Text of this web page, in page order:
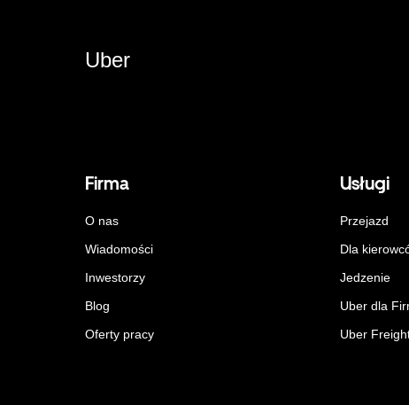
Uber
Firma
O nas
Wiadomości
Inwestorzy
Blog
Oferty pracy
Usługi
Przejazd
Dla
Jedzenie
Uber dla
Uber